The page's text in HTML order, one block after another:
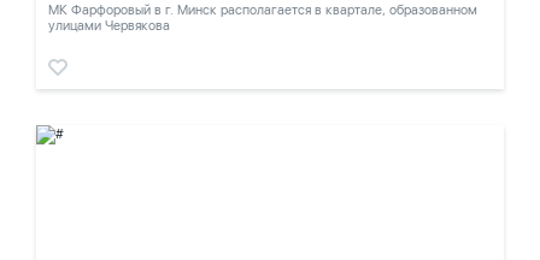
МК Фарфоровый в г. Минск располагается в квартале, образованном
улицами Червякова